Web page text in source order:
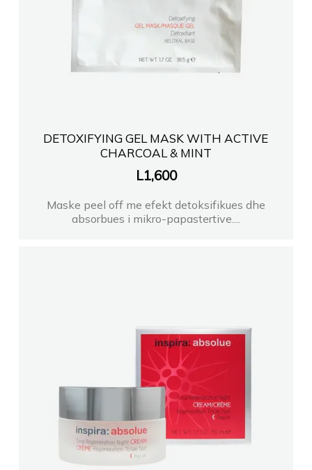
DETOXIFYING GEL MASK WITH ACTIVE
CHARCOAL & MINT
L1,600
Maske peel off me efekt detoksifikues dhe
absorbues i mikro-papastertive....